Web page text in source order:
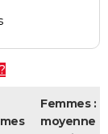
Femmes :
moyenne